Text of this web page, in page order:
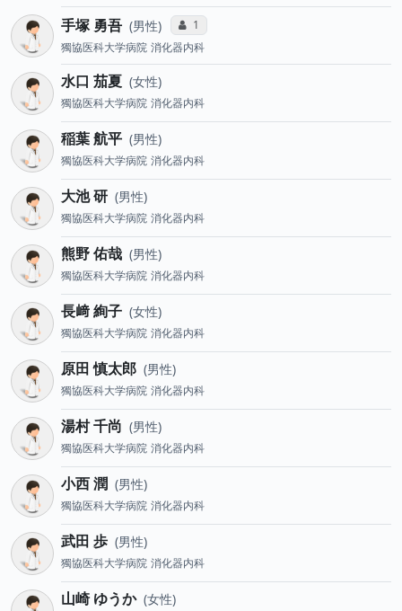
手塚 勇吾 男性 コミュニケーション・タイプ投票数
1
獨協医科大学病院 消化器内科
水口 茄夏 女性
獨協医科大学病院 消化器内科
稲葉 航平 男性
獨協医科大学病院 消化器内科
大池 研 男性
獨協医科大学病院 消化器内科
熊野 佑哉 男性
獨協医科大学病院 消化器内科
長﨑 絢子 女性
獨協医科大学病院 消化器内科
原田 慎太郎 男性
獨協医科大学病院 消化器内科
湯村 千尚 男性
獨協医科大学病院 消化器内科
小西 潤 男性
獨協医科大学病院 消化器内科
武田 歩 男性
獨協医科大学病院 消化器内科
山崎 ゆうか 女性